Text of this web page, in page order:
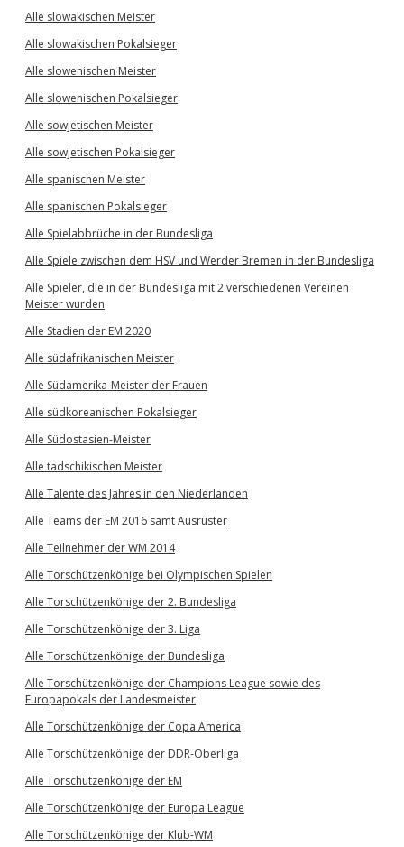
Alle slowakischen Meister
Alle slowakischen Pokalsieger
Alle slowenischen Meister
Alle slowenischen Pokalsieger
Alle sowjetischen Meister
Alle sowjetischen Pokalsieger
Alle spanischen Meister
Alle spanischen Pokalsieger
Alle Spielabbrüche in der Bundesliga
Alle Spiele zwischen dem HSV und Werder Bremen in der Bundesliga
Alle Spieler, die in der Bundesliga mit 2 verschiedenen Vereinen
Meister wurden
Alle Stadien der EM 2020
Alle südafrikanischen Meister
Alle Südamerika-Meister der Frauen
Alle südkoreanischen Pokalsieger
Alle Südostasien-Meister
Alle tadschikischen Meister
Alle Talente des Jahres in den Niederlanden
Alle Teams der EM 2016 samt Ausrüster
Alle Teilnehmer der WM 2014
Alle Torschützenkönige bei Olympischen Spielen
Alle Torschützenkönige der 2. Bundesliga
Alle Torschützenkönige der 3. Liga
Alle Torschützenkönige der Bundesliga
Alle Torschützenkönige der Champions League sowie des
Europapokals der Landesmeister
Alle Torschützenkönige der Copa America
Alle Torschützenkönige der DDR-Oberliga
Alle Torschützenkönige der EM
Alle Torschützenkönige der Europa League
Alle Torschützenkönige der Klub-WM